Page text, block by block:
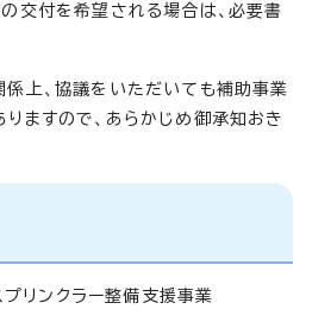
交付を希望される場合は、必要書
上、協議をいただいても補助事業
ますので、あらかじめ御承知おき
リンクラー整備支援事業